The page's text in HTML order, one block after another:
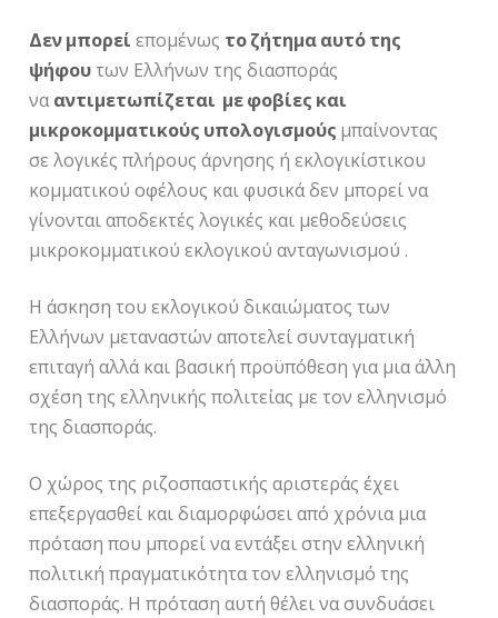
Δεν μπορεί επομένως το ζήτημα αυτό της
ψήφουτων Ελλήνων της διασποράς
νααντιμετωπίζεται με φοβίες και
μικροκομματικούς υπολογισμούς μπαίνοντας
σε λογικές πλήρους άρνησης ή εκλογικίστικου
κομματικού οφέλους και φυσικά δεν μπορεί να
γίνονται αποδεκτές λογικές και μεθοδεύσεις
μικροκομματικού εκλογικού ανταγωνισμού .
Η άσκηση του εκλογικού δικαιώματος των
Ελλήνων μεταναστών αποτελεί συνταγματική
επιταγή αλλά και βασική προϋπόθεση για μια άλλη
σχέση της ελληνικής πολιτείας με τον ελληνισμό
της διασποράς.
Ο χώρος της ριζοσπαστικής αριστεράς έχει
επεξεργασθεί και διαμορφώσει από χρόνια μια
πρόταση που μπορεί να εντάξει στην ελληνική
πολιτική πραγματικότητα τον ελληνισμό της
διασποράς. Η πρόταση αυτή θέλει να συνδυάσει